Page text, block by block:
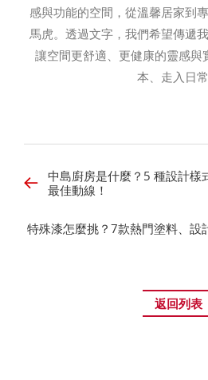
感與功能的空間，從溫馨居家到
馬虎。透過文字，我們希望傳遞
讓空間更舒適、更健康的靈感與
本、走入日常
中島廚房是什麼？5 種設計樣
最佳動線！
特殊漆怎麼挑？7款熱門塗料、設
返回列表